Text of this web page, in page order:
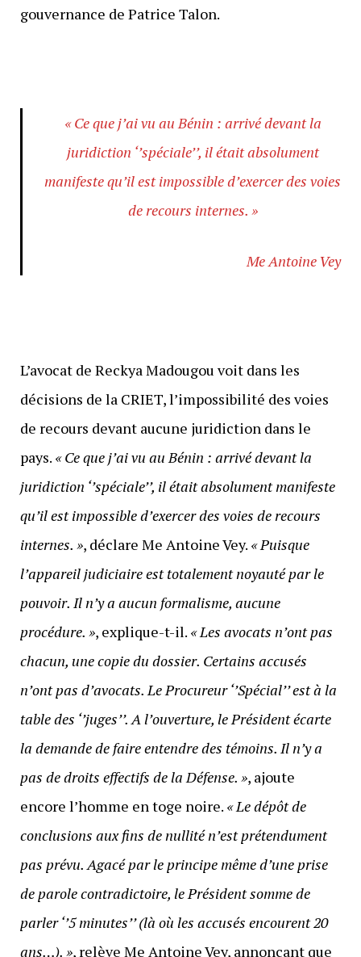
gouvernance de Patrice Talon.
« Ce que j’ai vu au Bénin : arrivé devant la
juridiction ‘’spéciale’’, il était absolument
manifeste qu’il est impossible d’exercer des voies
de recours internes. »
Me Antoine Vey
L’avocat de Reckya Madougou voit dans les
décisions de la CRIET, l’impossibilité des voies
de recours devant aucune juridiction dans le
pays. « Ce que j’ai vu au Bénin : arrivé devant la
juridiction ‘’spéciale’’, il était absolument manifeste
qu’il est impossible d’exercer des voies de recours
internes. », déclare Me Antoine Vey. « Puisque
l’appareil judiciaire est totalement noyauté par le
pouvoir. Il n’y a aucun formalisme, aucune
procédure. », explique-t-il. « Les avocats n’ont pas
chacun, une copie du dossier. Certains accusés
n’ont pas d’avocats. Le Procureur ‘’Spécial’’ est à la
table des ‘’juges’’. A l’ouverture, le Président écarte
la demande de faire entendre des témoins. Il n’y a
pas de droits effectifs de la Défense. », ajoute
encore l’homme en toge noire. « Le dépôt de
conclusions aux fins de nullité n’est prétendument
pas prévu. Agacé par le principe même d’une prise
de parole contradictoire, le Président somme de
parler ‘’5 minutes’’ (là où les accusés encourent 20
ans…). », relève Me Antoine Vey, annonçant que